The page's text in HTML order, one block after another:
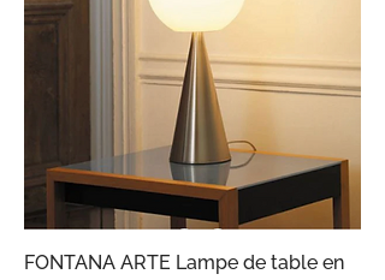
FONTANA ARTE Lampe de table en